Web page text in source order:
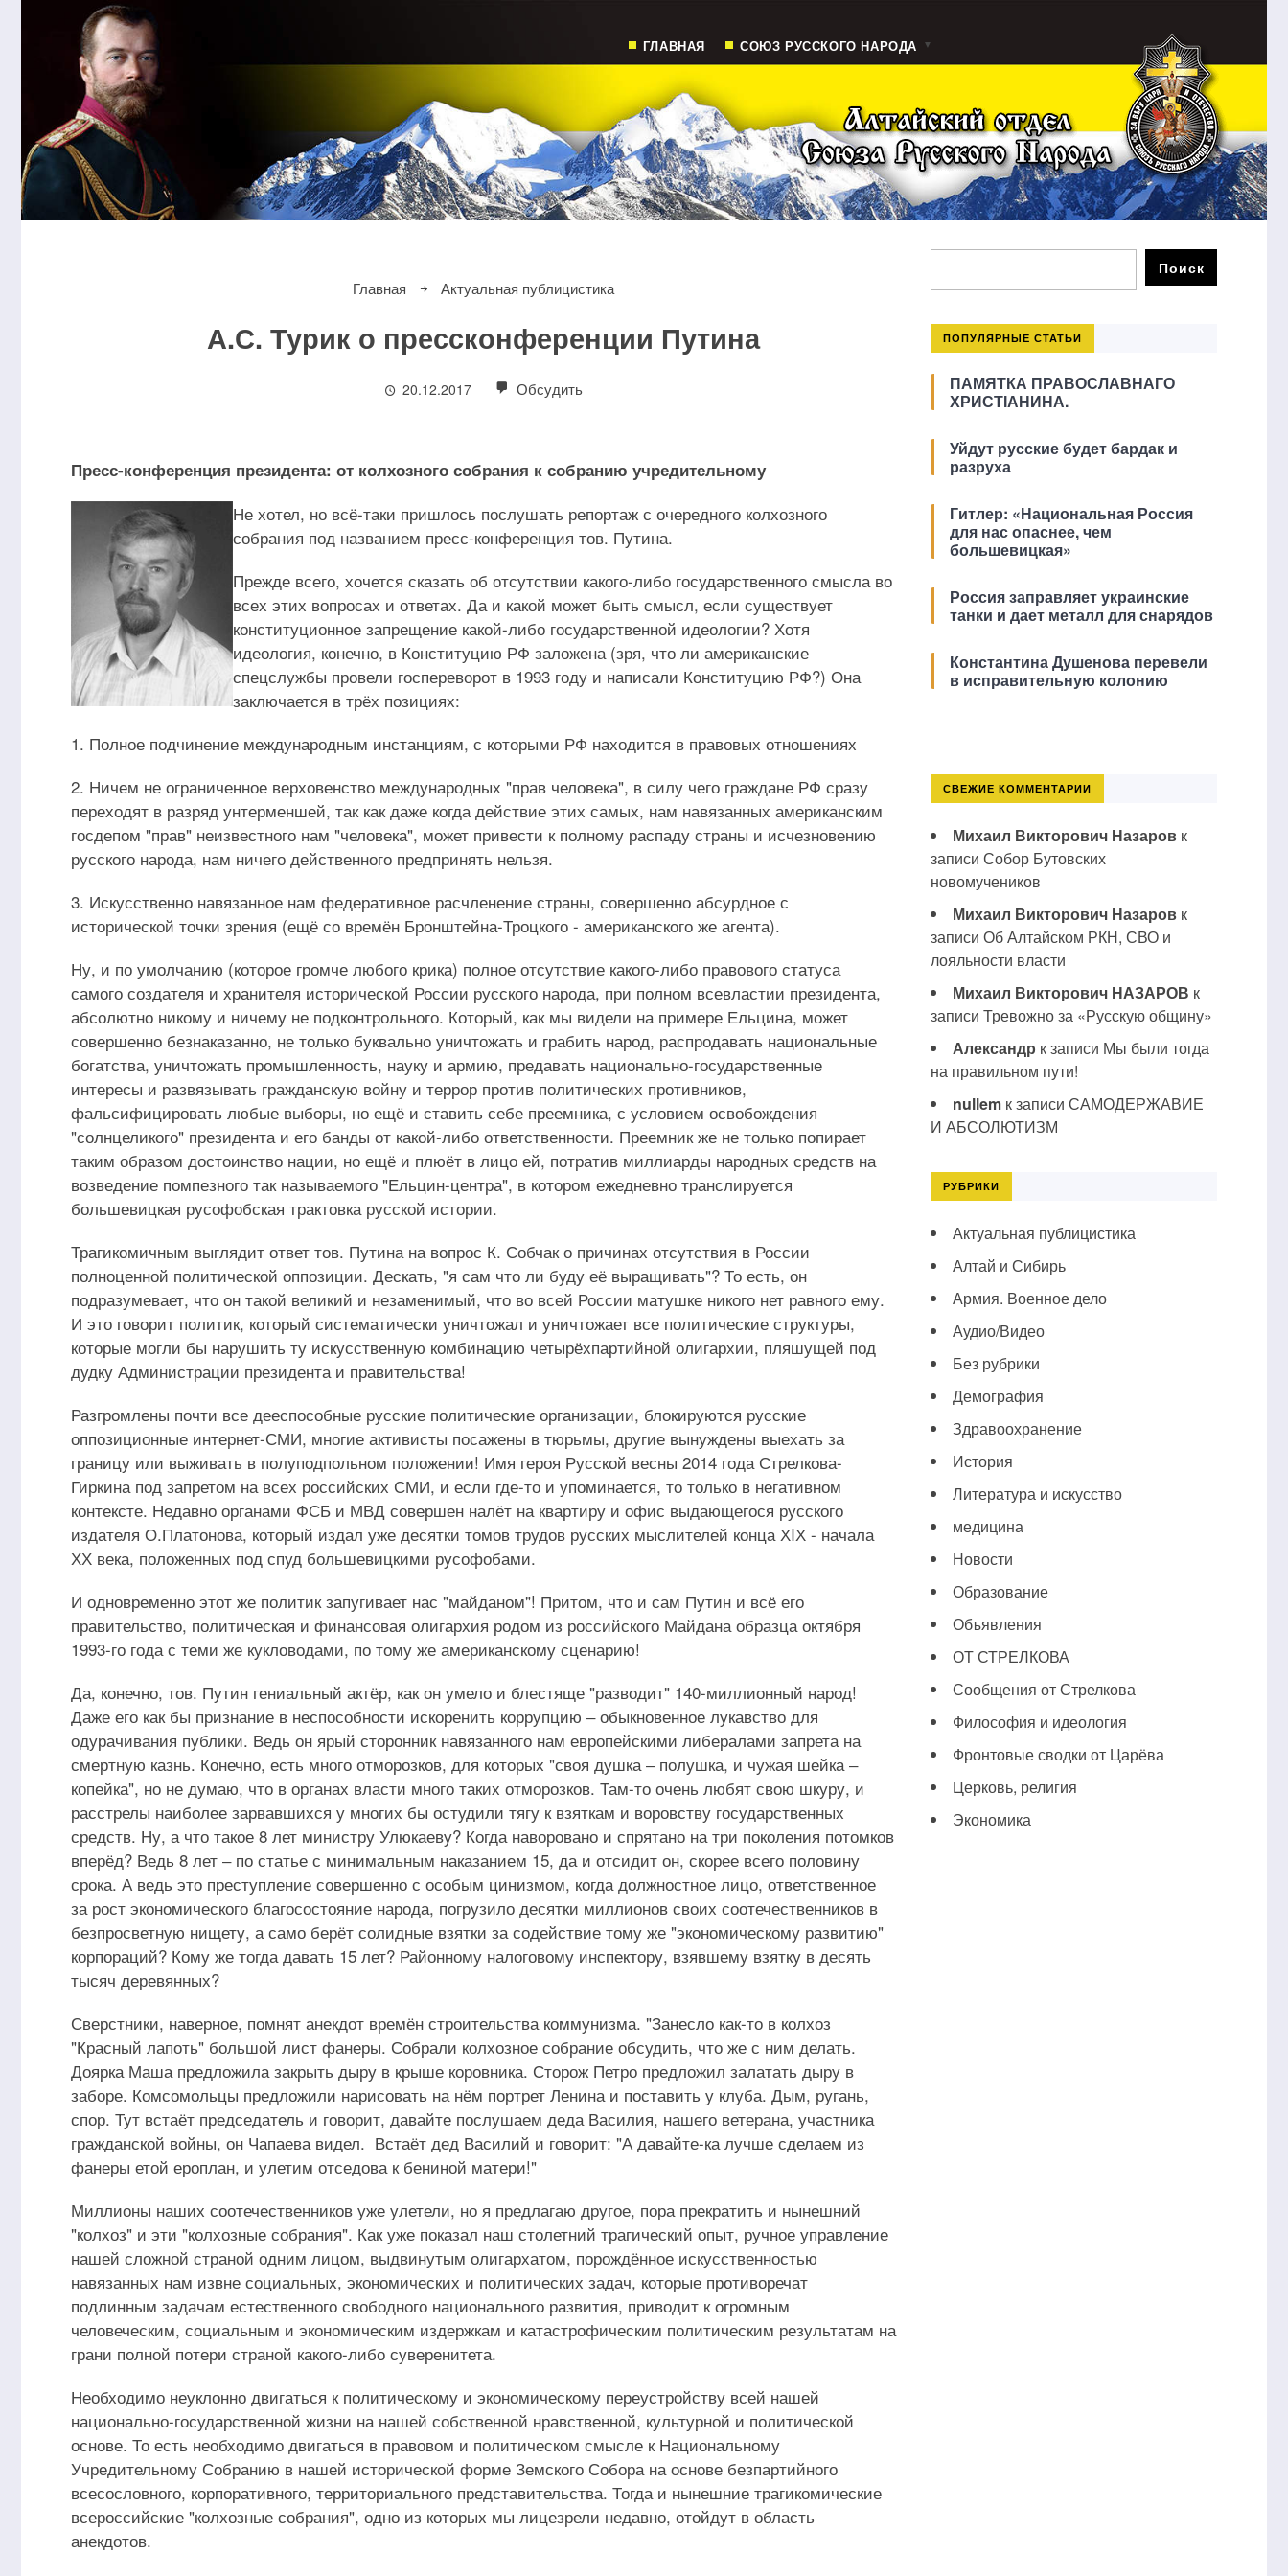
ГЛАВНАЯ СОЮЗ РУССКОГО НАРОДА
Главная Актуальная публицистика
А.С. Турик о прессконференции Путина
20.12.2017 Обсудить
Пресс-конференция президента: от колхозного собрания к собранию учредительному
Не хотел, но всё-таки пришлось послушать репортаж с очередного колхозного
собрания под названием пресс-конференция тов. Путина.
Прежде всего, хочется сказать об отсутствии какого-либо государственного смысла во
всех этих вопросах и ответах. Да и какой может быть смысл, если существует
конституционное запрещение какой-либо государственной идеологии? Хотя
идеология, конечно, в Конституцию РФ заложена (зря, что ли американские
спецслужбы провели госпереворот в 1993 году и написали Конституцию РФ?) Она
заключается в трёх позициях:
1. Полное подчинение международным инстанциям, с которыми РФ находится в правовых отношениях
2. Ничем не ограниченное верховенство международных "прав человека", в силу чего граждане РФ сразу
переходят в разряд унтерменшей, так как даже когда действие этих самых, нам навязанных американским
госдепом "прав" неизвестного нам "человека", может привести к полному распаду страны и исчезновению
русского народа, нам ничего действенного предпринять нельзя.
3. Искусственно навязанное нам федеративное расчленение страны, совершенно абсурдное с
исторической точки зрения (ещё со времён Бронштейна-Троцкого - американского же агента).
Ну, и по умолчанию (которое громче любого крика) полное отсутствие какого-либо правового статуса
самого создателя и хранителя исторической России русского народа, при полном всевластии президента,
абсолютно никому и ничему не подконтрольного. Который, как мы видели на примере Ельцина, может
совершенно безнаказанно, не только буквально уничтожать и грабить народ, распродавать национальные
богатства, уничтожать промышленность, науку и армию, предавать национально-государственные
интересы и развязывать гражданскую войну и террор против политических противников,
фальсифицировать любые выборы, но ещё и ставить себе преемника, с условием освобождения
"солнцеликого" президента и его банды от какой-либо ответственности. Преемник же не только попирает
таким образом достоинство нации, но ещё и плюёт в лицо ей, потратив миллиарды народных средств на
возведение помпезного так называемого "Ельцин-центра", в котором ежедневно транслируется
большевицкая русофобская трактовка русской истории.
Трагикомичным выглядит ответ тов. Путина на вопрос К. Собчак о причинах отсутствия в России
полноценной политической оппозиции. Дескать, "я сам что ли буду её выращивать"? То есть, он
подразумевает, что он такой великий и незаменимый, что во всей России матушке никого нет равного ему.
И это говорит политик, который систематически уничтожал и уничтожает все политические структуры,
которые могли бы нарушить ту искусственную комбинацию четырёхпартийной олигархии, пляшущей под
дудку Администрации президента и правительства!
Разгромлены почти все дееспособные русские политические организации, блокируются русские
оппозиционные интернет-СМИ, многие активисты посажены в тюрьмы, другие вынуждены выехать за
границу или выживать в полуподпольном положении! Имя героя Русской весны 2014 года Стрелкова-
Гиркина под запретом на всех российских СМИ, и если где-то и упоминается, то только в негативном
контексте. Недавно органами ФСБ и МВД совершен налёт на квартиру и офис выдающегося русского
издателя О.Платонова, который издал уже десятки томов трудов русских мыслителей конца ХIХ - начала
ХХ века, положенных под спуд большевицкими русофобами.
И одновременно этот же политик запугивает нас "майданом"! Притом, что и сам Путин и всё его
правительство, политическая и финансовая олигархия родом из российского Майдана образца октября
1993-го года с теми же кукловодами, по тому же американскому сценарию!
Да, конечно, тов. Путин гениальный актёр, как он умело и блестяще "разводит" 140-миллионный народ!
Даже его как бы признание в неспособности искоренить коррупцию ‒ обыкновенное лукавство для
одурачивания публики. Ведь он ярый сторонник навязанного нам европейскими либералами запрета на
смертную казнь. Конечно, есть много отморозков, для которых "своя душка ‒ полушка, и чужая шейка ‒
копейка", но не думаю, что в органах власти много таких отморозков. Там-то очень любят свою шкуру, и
расстрелы наиболее зарвавшихся у многих бы остудили тягу к взяткам и воровству государственных
средств. Ну, а что такое 8 лет министру Улюкаеву? Когда наворовано и спрятано на три поколения потомков
вперёд? Ведь 8 лет ‒ по статье с минимальным наказанием 15, да и отсидит он, скорее всего половину
срока. А ведь это преступление совершенно с особым цинизмом, когда должностное лицо, ответственное
за рост экономического благосостояние народа, погрузило десятки миллионов своих соотечественников в
безпросветную нищету, а само берёт солидные взятки за содействие тому же "экономическому развитию"
корпораций? Кому же тогда давать 15 лет? Районному налоговому инспектору, взявшему взятку в десять
тысяч деревянных?
Сверстники, наверное, помнят анекдот времён строительства коммунизма. "Занесло как-то в колхоз
"Красный лапоть" большой лист фанеры. Собрали колхозное собрание обсудить, что же с ним делать.
Доярка Маша предложила закрыть дыру в крыше коровника. Сторож Петро предложил залатать дыру в
заборе. Комсомольцы предложили нарисовать на нём портрет Ленина и поставить у клуба. Дым, ругань,
спор. Тут встаёт председатель и говорит, давайте послушаем деда Василия, нашего ветерана, участника
гражданской войны, он Чапаева видел. Встаёт дед Василий и говорит: "А давайте-ка лучше сделаем из
фанеры етой ероплан, и улетим отседова к бениной матери!"
Миллионы наших соотечественников уже улетели, но я предлагаю другое, пора прекратить и нынешний
"колхоз" и эти "колхозные собрания". Как уже показал наш столетний трагический опыт, ручное управление
нашей сложной страной одним лицом, выдвинутым олигархатом, порождённое искусственностью
навязанных нам извне социальных, экономических и политических задач, которые противоречат
подлинным задачам естественного свободного национального развития, приводит к огромным
человеческим, социальным и экономическим издержкам и катастрофическим политическим результатам на
грани полной потери страной какого-либо суверенитета.
Необходимо неуклонно двигаться к политическому и экономическому переустройству всей нашей
национально-государственной жизни на нашей собственной нравственной, культурной и политической
основе. То есть необходимо двигаться в правовом и политическом смысле к Национальному
Учредительному Собранию в нашей исторической форме Земского Собора на основе безпартийного
всесословного, корпоративного, территориального представительства. Тогда и нынешние трагикомические
всероссийские "колхозные собрания", одно из которых мы лицезрели недавно, отойдут в область
анекдотов.
ПОПУЛЯРНЫЕ СТАТЬИ
ПАМЯТКА ПРАВОСЛАВНАГО
ХРИСТІАНИНА.
Уйдут русские будет бардак и
разруха
Гитлер: «Национальная Россия
для нас опаснее, чем
большевицкая»
Россия заправляет украинские
танки и дает металл для снарядов
Константина Душенова перевели
в исправительную колонию
СВЕЖИЕ КОММЕНТАРИИ
Михаил Викторович Назаровк
записи Собор Бутовских
новомучеников
Михаил Викторович Назаровк
записи Об Алтайском РКН, СВО и
лояльности власти
Михаил Викторович НАЗАРОВ к
записи Тревожно за «Русскую общину»
Александр к записи Мы были тогда
на правильном пути!
nullemк записи САМОДЕРЖАВИЕ
И АБСОЛЮТИЗМ
РУБРИКИ
Актуальная публицистика
Алтай и Сибирь
Армия. Военное дело
Аудио/Видео
Без рубрики
Демография
Здравоохранение
История
Литература и искусство
медицина
Новости
Образование
Объявления
ОТ СТРЕЛКОВА
Сообщения от Стрелкова
Философия и идеология
Фронтовые сводки от Царёва
Церковь, религия
Экономика